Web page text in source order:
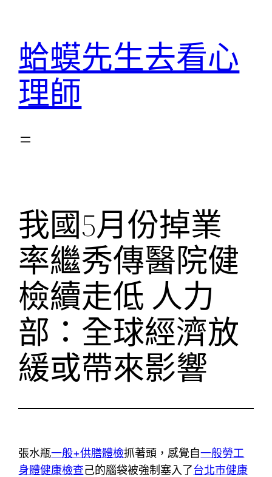
蛤蟆先生去看心
理師
我國5月份掉業
率繼秀傳醫院健
檢續走低 人力
部：全球經濟放
緩或帶來影響
張水瓶一般+供膳體檢抓著頭，感覺自一般勞工
身體健康檢查己的腦袋被強制塞入了台北巿健康